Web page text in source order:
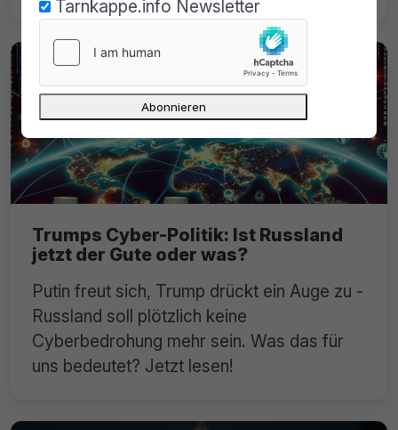
Trumps Cyber-Politik: Ist Russland
jetzt der Gute oder was?
Putin freut sich, Trump drückt ein Auge zu -
Russland soll plötzlich keine
Cyberbedrohung mehr sein. Was das für
uns bedeutet? Jetzt lesen!
Tarnkappe.info Newsletter